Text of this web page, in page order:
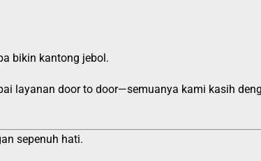
bikin kantong jebol.
layanan door to door—semuanya kami kasih
sepenuh hati.